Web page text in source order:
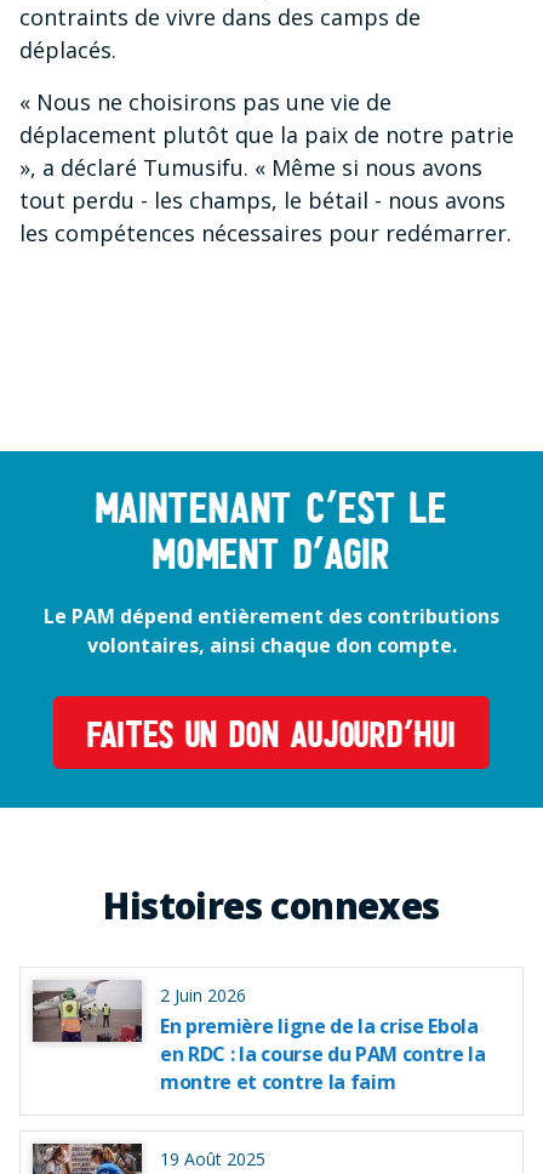
contraints de vivre dans des camps de
déplacés.
« Nous ne choisirons pas une vie de
déplacement plutôt que la paix de notre patrie
», a déclaré Tumusifu. « Même si nous avons
tout perdu - les champs, le bétail - nous avons
les compétences nécessaires pour redémarrer.
Maintenant c’est le
moment d’agir
Le PAM dépend entièrement des contributions
volontaires, ainsi chaque don compte.
FAITES UN DON AUJOURD’HUI
Histoires connexes
2 Juin 2026
En première ligne de la crise Ebola
en RDC : la course du PAM contre la
montre et contre la faim
19 Août 2025